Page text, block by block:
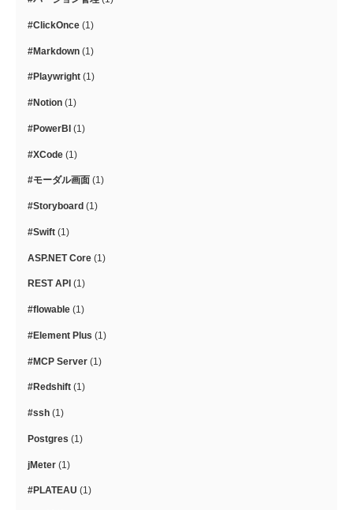
#ClickOnce (1)
#Markdown (1)
#Playwright (1)
#Notion (1)
#PowerBI (1)
#XCode (1)
#モーダル画面 (1)
#Storyboard (1)
#Swift (1)
ASP.NET Core (1)
REST API (1)
#flowable (1)
#Element Plus (1)
#MCP Server (1)
#Redshift (1)
#ssh (1)
Postgres (1)
jMeter (1)
#PLATEAU (1)